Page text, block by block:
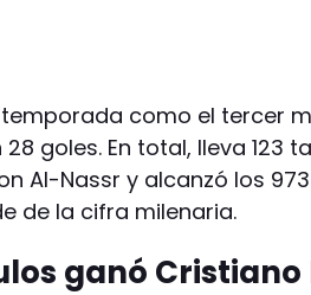
como el tercer
goles. En total, lleva 123
Al-Nassr y alcanzó los
de la cifra milenaria.
ganó Cristiano